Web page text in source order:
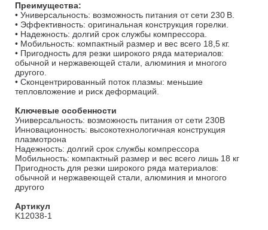
Преимущества:
• Универсальность: возможность питания от сети 230 В.
• Эффективность: оригинальная конструкция горелки.
• Надежность: долгий срок службы компрессора.
• Мобильность: компактный размер и вес всего 18,5 кг.
• Пригодность для резки широкого ряда материалов:
обычной и нержавеющей стали, алюминия и многого
другого.
• Сконцентрированный поток плазмы: меньшие
тепловложение и риск деформаций.
Ключевые особенности
Универсальность: возможность питания от сети 230В
Инновационность: высокотехнологичная конструкция
плазмотрона
Надежность: долгий срок службы компрессора
Мобильность: компактный размер и вес всего лишь 18 кг
Пригодность для резки широкого ряда материалов:
обычной и нержавеющей стали, алюминия и многого
другого
Артикул
K12038-1